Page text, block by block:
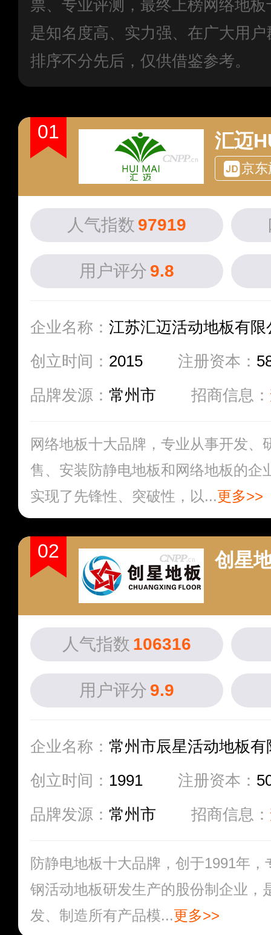
票、专业评测，最终上榜网络地
是知名度高、实力强、在广大用
排序不分先后，仅供借鉴参考。
01 汇迈
京
人气指数 97919
用户评分 9.8
企业名称： 江苏汇迈活动地板有限
创立时间： 2015 注册资本：
品牌发源： 常州市 招商信息：
网络地板十大品牌，专业从事开发、
售、安装防静电地板和网络地板的企
实现了先锋性、突破性，以...更多>>
02 创星
人气指数 106316
用户评分 9.9
企业名称： 常州市辰星活动地板有
创立时间： 1991 注册资本：
品牌发源： 常州市 招商信息：
防静电地板十大品牌，创于1991年，
钢活动地板研发生产的股份制企业，
发、制造所有产品模...更多>>